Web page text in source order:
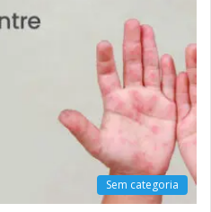
Sem categoria